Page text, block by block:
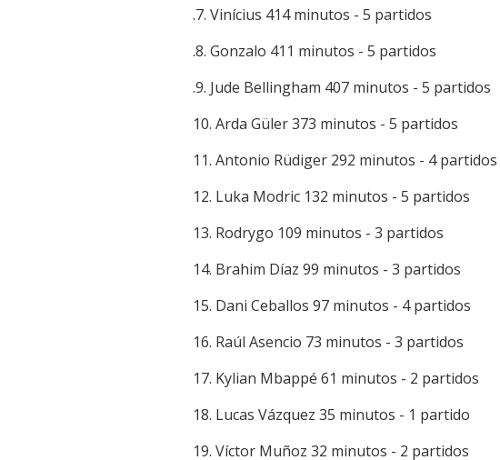
.7. Vinícius 414 minutos - 5 partidos
.8. Gonzalo 411 minutos - 5 partidos
.9. Jude Bellingham 407 minutos - 5 partidos
10. Arda Güler 373 minutos - 5 partidos
11. Antonio Rüdiger 292 minutos - 4 partidos
12. Luka Modric 132 minutos - 5 partidos
13. Rodrygo 109 minutos - 3 partidos
14. Brahim Díaz 99 minutos - 3 partidos
15. Dani Ceballos 97 minutos - 4 partidos
16. Raúl Asencio 73 minutos - 3 partidos
17. Kylian Mbappé 61 minutos - 2 partidos
18. Lucas Vázquez 35 minutos - 1 partido
19. Víctor Muñoz 32 minutos - 2 partidos